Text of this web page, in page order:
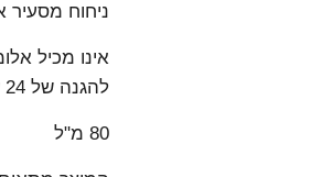
ניחוח מסעיר
אינו מכיל
להגנה של 24 שעות.
80 מ"ל